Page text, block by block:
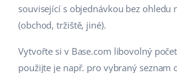
Správa přepravy
Automatizace procesů
Elektronika
Automobilové díly
Supermarket
Kalendář webinářů a eventů
Služby
english (IN)
deutsch
související s objednávkou bez ohledu
(obchod, tržiště, jiné).
Vytvořte si v Base.com libovolný
použijte je např. pro vybraný seznam